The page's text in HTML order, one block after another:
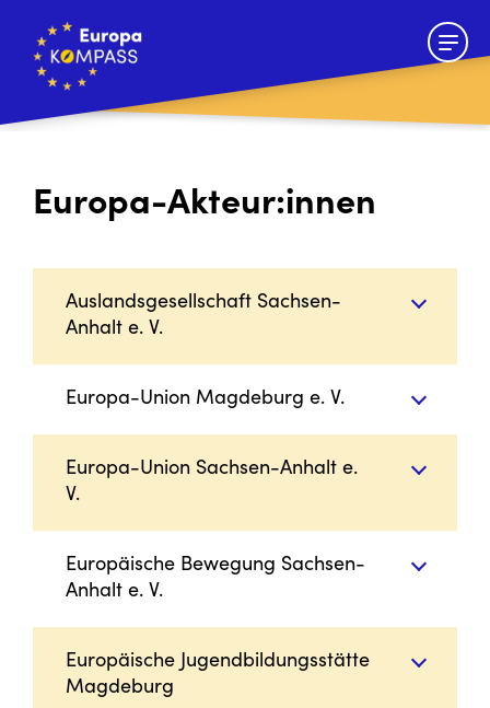
Europa-Akteur:innen
Auslandsgesellschaft Sachsen-
Anhalt e. V.
Europa-Union Magdeburg e. V.
Europa-Union Sachsen-Anhalt e.
V.
Europäische Bewegung Sachsen-
Anhalt e. V.
Europäische Jugendbildungsstätte
Magdeburg